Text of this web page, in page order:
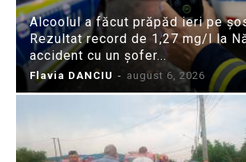
Alcoolul a făcut prăpăd ieri pe
Rezultat record de 1,27 mg/l la
accident cu un șofer...
Flavia DANCIU - august 6, 2026